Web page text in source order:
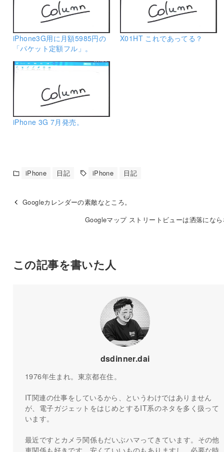
iPhone3G用に月額5985円の
「パケット定額フル」。
X01HT これであってる？
iPhone 3G 7月発売。
iPhone 日記 iPhone 日記
Googleカレンダーの素敵なところ。
Googleマップ ストリートビューは洒落にな
この記事を書いた人
dsdinner.dai
1976年生まれ。東京都在住。
IT関連の仕事をしているから、というわけではありません
が、電子ガジェットをはじめとするIT系のネタを多く扱って
います。
最近ですとカメラ関係もだいぶハマってきています。その他
車関係も好きです。安くていいものもありますし、必要な時